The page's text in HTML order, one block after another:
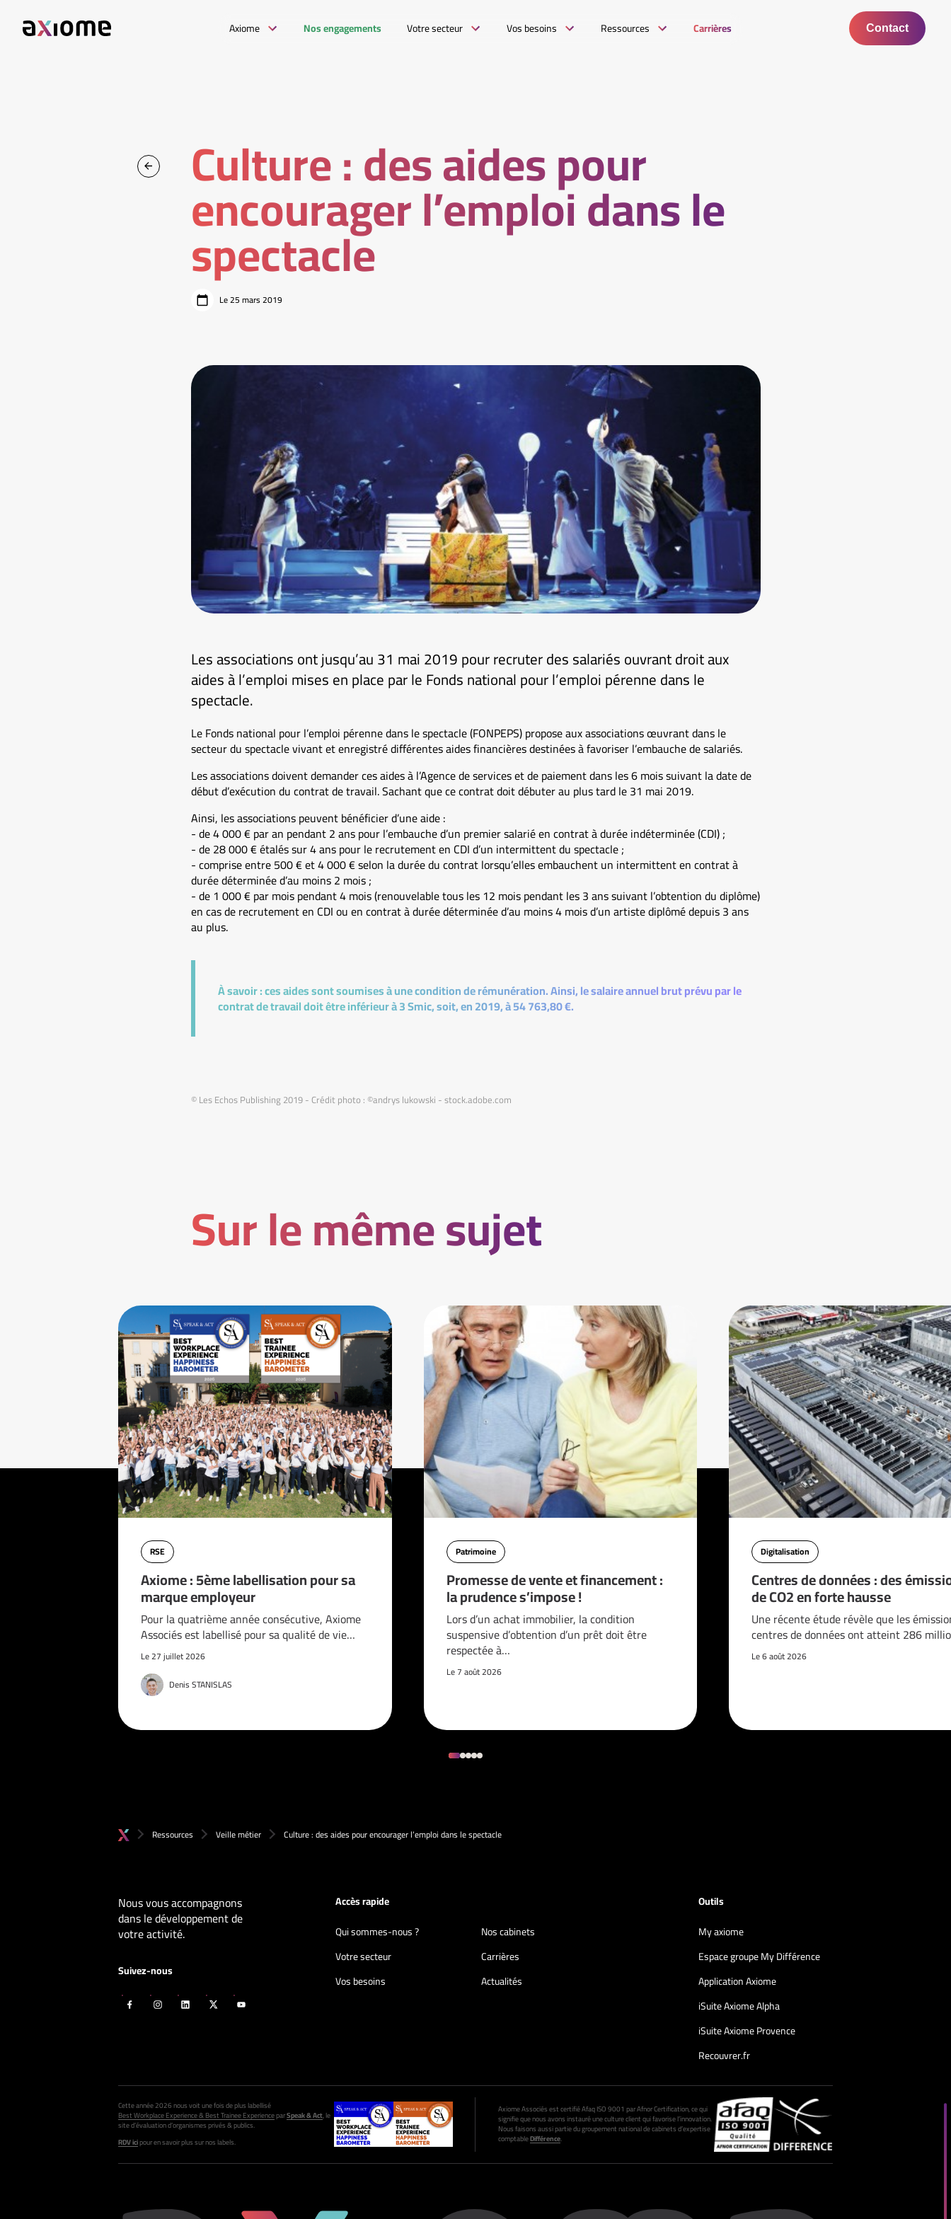
Axiome Nos engagements Votre secteur Vos besoins Ressources Carrières Contact
Culture : des aides pour
encourager l’emploi dans le
spectacle
Le 25 mars 2019
Les associations ont jusqu’au 31 mai 2019 pour recruter des salariés ouvrant droit aux
aides à l’emploi mises en place par le Fonds national pour l’emploi pérenne dans le
spectacle.
Le Fonds national pour l’emploi pérenne dans le spectacle (FONPEPS) propose aux associations œuvrant dans le
secteur du spectacle vivant et enregistré différentes aides financières destinées à favoriser l’embauche de salariés.
Les associations doivent demander ces aides à l’Agence de services et de paiement dans les 6 mois suivant la date de
début d’exécution du contrat de travail. Sachant que ce contrat doit débuter au plus tard le 31 mai 2019.
Ainsi, les associations peuvent bénéficier d’une aide :
- de 4 000 € par an pendant 2 ans pour l’embauche d’un premier salarié en contrat à durée indéterminée (CDI) ;
- de 28 000 € étalés sur 4 ans pour le recrutement en CDI d’un intermittent du spectacle ;
- comprise entre 500 € et 4 000 € selon la durée du contrat lorsqu’elles embauchent un intermittent en contrat à
durée déterminée d’au moins 2 mois ;
- de 1 000 € par mois pendant 4 mois (renouvelable tous les 12 mois pendant les 3 ans suivant l’obtention du diplôme)
en cas de recrutement en CDI ou en contrat à durée déterminée d’au moins 4 mois d’un artiste diplômé depuis 3 ans
au plus.
À savoir :ces aides sont soumises à une condition de rémunération. Ainsi, le salaire annuel brut prévu par le
contrat de travail doit être inférieur à 3 Smic, soit, en 2019, à 54 763,80 €.
© Les Echos Publishing 2019 - Crédit photo : ©andrys lukowski - stock.adobe.com
Sur le même sujet
RSE
Axiome : 5ème labellisation pour sa
marque employeur
Pour la quatrième année consécutive, Axiome
Associés est labellisé pour sa qualité de vie…
Le 27 juillet 2026
Denis STANISLAS
Patrimoine
Promesse de vente et financement :
la prudence s’impose !
Lors d’un achat immobilier, la condition
suspensive d’obtention d’un prêt doit être
respectée à…
Le 7 août 2026
Digitalisation
Centres de données : des
de CO2 en forte hausse
Une récente étude révèle que les
centres de données ont atteint 286
Le 6 août 2026
Ressources Veille métier Culture : des aides pour encourager l’emploi dans le spectacle
Nous vous accompagnons
dans le développement de
votre activité.
Suivez-nous
Accès rapide
Qui sommes-nous ?
Nos cabinets
Votre secteur
Carrières
Vos besoins
Actualités
Outils
My axiome
Espace groupe My Différence
Application Axiome
iSuite Axiome Alpha
iSuite Axiome Provence
Recouvrer.fr
Cette année 2026 nous voit une fois de plus labellisé
Best Workplace Experience & Best Trainee ExperienceparSpeak & Act, le
site d’évaluation d’organismes privés & publics.
RDV icipour en savoir plus sur nos labels.
Axiome Associés est certifié Afaq ISO 9001 par Afnor Certification, ce qui
signifie que nous avons instauré une culture client qui favorise l’innovation.
Nous faisons aussi partie du groupement national de cabinets d’expertise
comptableDifférence.